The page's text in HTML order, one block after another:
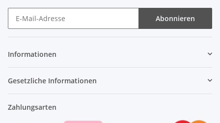
Abonnieren
Informationen
Gesetzliche Informationen
Zahlungsarten